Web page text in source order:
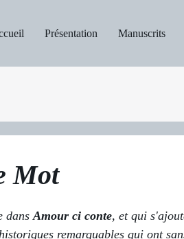
Présentation Manuscrits
Mot
dans Amour ci conte, et qui
remarquables qui ont